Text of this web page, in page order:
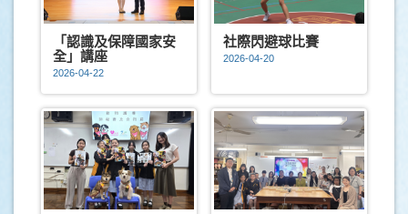
「認識及保障國家安
全」講座
2026-04-22
社際閃避球比賽
2026-04-20